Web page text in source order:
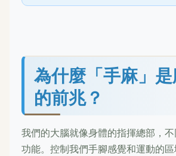
為什麼「手麻」
的前兆？
我們的大腦就像身體的指揮總部，
功能。控制我們手腳感覺和運動的